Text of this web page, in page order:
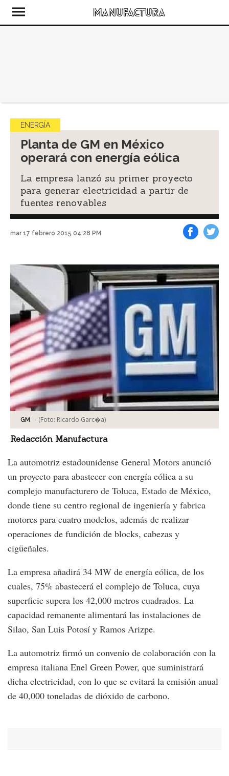
ENERGÍA
Planta de GM en México
operará con energía eólica
La empresa lanzó su primer proyecto
para generar electricidad a partir de
fuentes renovables
mar 17 febrero 2015 04:28 PM
GM - (Foto: Ricardo Garc�a)
Redacción Manufactura
La automotriz estadounidense General Motors anunció
un proyecto para abastecer con energía eólica a su
complejo manufacturero de Toluca, Estado de México,
donde tiene su centro regional de ingeniería y fabrica
motores para cuatro modelos, además de realizar
operaciones de fundición de blocks, cabezas y
cigüeñales.
La empresa añadirá 34 MW de energía eólica, de los
cuales, 75% abastecerá el complejo de Toluca, cuya
superficie supera los 42,000 metros cuadrados. La
capacidad remanente alimentará las instalaciones de
Silao, San Luis Potosí y Ramos Arizpe.
La automotriz firmó un convenio de colaboración con la
empresa italiana Enel Green Power, que suministrará
dicha electricidad, con lo que se evitará la emisión anual
de 40,000 toneladas de dióxido de carbono.